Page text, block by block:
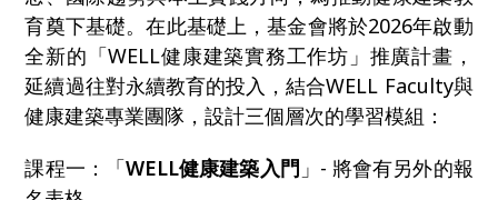
育奠下基礎。在此基礎上，基金會將於2026年啟動
全新的「WELL健康建築實務工作坊」推廣計畫，
延續過往對永續教育的投入，結合WELL Faculty與
健康建築專業團隊，設計三個層次的學習模組：
課程一：「WELL健康建築入門 」- 將會有另外的報